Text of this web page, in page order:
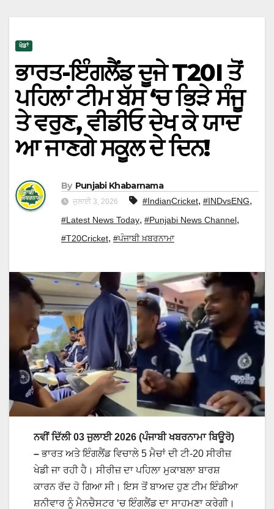
ਖੇਡਾਂ
ਭਾਰਤ-ਇੰਗਲੈਂਡ ਦੂਜੇ T20I ਤੋਂ
ਪਹਿਲਾਂ ਟੀਮ ਬੱਸ ‘ਚ ਭਿੜੇ ਸੰਜੂ
ਤੇ ਵਰੁਣ, ਵੀਡੀਓ ਦੇਖ ਕੇ ਯਾਦ
ਆ ਜਾਣਗੇ ਸਕੂਲ ਦੇ ਦਿਨ!
By Punjabi Khabarnama
ਜੁਲਾਈ 3, 2026 #IndianCricket, #INDvsENG,
#Latest News Today, #Punjabi News Channel,
#T20Cricket, #ਪੰਜਾਬੀ ਖ਼ਬਰਨਾਮਾ
ਨਵੀਂ ਦਿੱਲੀ 03 ਜੁਲਾਈ 2026 (ਪੰਜਾਬੀ ਖਬਰਨਾਮਾ ਬਿਊਰੋ)
–ਭਾਰਤ ਅਤੇ ਇੰਗਲੈਂਡ ਵਿਚਾਲੇ 5 ਮੈਚਾਂ ਦੀ ਟੀ-20 ਸੀਰੀਜ਼
ਖੇਡੀ ਜਾ ਰਹੀ ਹੈ। ਸੀਰੀਜ਼ ਦਾ ਪਹਿਲਾ ਮੁਕਾਬਲਾ ਬਾਰਸ਼
ਕਾਰਨ ਰੱਦ ਹੋ ਗਿਆ ਸੀ। ਇਸ ਤੋਂ ਬਾਅਦ ਹੁਣ ਟੀਮ ਇੰਡੀਆ
ਸ਼ਨੀਵਾਰ ਨੂੰ ਮੈਨਚੈਸਟਰ ‘ਚ ਇੰਗਲੈਂਡ ਦਾ ਸਾਹਮਣਾ ਕਰੇਗੀ।